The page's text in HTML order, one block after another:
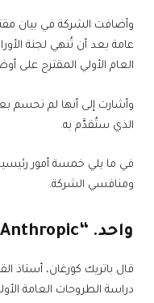
وأضافت الشركة في بيان
عامة بعد أن تُنهي لجنة
العام الأولي المقترح على
وأشارت إلى أنها لم تحسم
الذي ستُقدَّم به.
في ما يلي خمسة أمور
ومنافسي الشركة.
واحد. “Anthropic” قد تسبق “OpenAI”
قال باتريك كورغان، أستاذ